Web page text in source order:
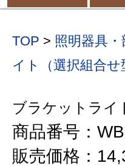
TOP > 照明器具
イト（選択組合せ
ブラケットライ
商品番号：
販売価格：